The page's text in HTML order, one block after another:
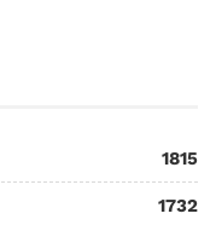
1815
1732